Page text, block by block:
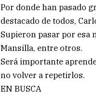
Por donde han pasado
destacado de todos,
Supieron pasar por esa
Mansilla, entre otros.
Será importante
no volver a repetirlos.
EN BUSCA